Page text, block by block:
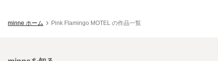
minne ホーム Pink Flamingo MOTEL の作品一覧